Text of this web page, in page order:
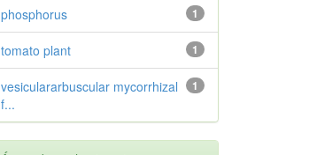
1
phosphorus
1
tomato plant
1
vesiculararbuscular mycorrhizal
f...